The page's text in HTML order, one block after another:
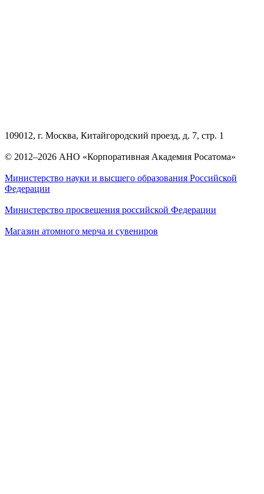
109012, г. Москва, Китайгородский проезд, д. 7, стр. 1
© 2012–2026 АНО «Корпоративная Академия Росатома»
Министерство науки и высшего образования Российской
Федерации
Министерство просвещения российской Федерации
Магазин атомного мерча и сувениров